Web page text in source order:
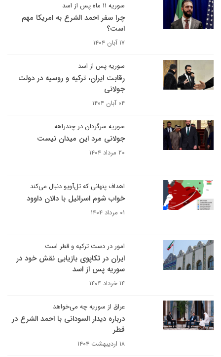
سوریه ۱۱ ماه پس از اسد
چرا سفر احمد الشرع به امریکا مهم
است؟
۱۷ آبان ۱۴۰۴
سوریه پس از اسد
رقابت ایران، ترکیه و روسیه در دولت
جولانی
۰۴ آبان ۱۴۰۴
سوریه سرگردان در چندراهه
جولانی مرد این میدان نیست
۲۰ مرداد ۱۴۰۴
اهداف پنهانی که تل‌آویو دنبال می‌کند
خواب شوم اسرائیل با دالان داوود
۰۱ مرداد ۱۴۰۴
امور در دست ترکیه و قطر است
ایران در تکاپوی بازیابی نقش خود در
سوریه پس از اسد
۱۴ خرداد ۱۴۰۴
عراق از سوریه چه می‌خواهد
درباره دیدار السودانی با احمد الشرع در
قطر
۱۸ اردیبهشت ۱۴۰۴